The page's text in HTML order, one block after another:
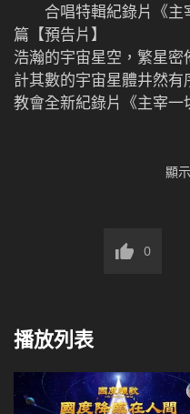
合唱特輯紀錄片《
篇【預告片】
浩瀚的宇宙星空，繁星
計其數的宇宙星體井然
教會全新紀錄片《主宰一
合唱特輯紀錄片《
顯
0
播放列表